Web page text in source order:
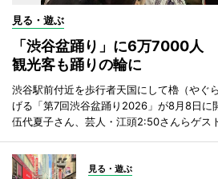
見る・遊ぶ
「渋谷盆踊り」に6万7000人
観光客も踊りの輪に
渋谷駅前付近を歩行者天国にして櫓（やぐ
げる「第7回渋谷盆踊り2026」が8月8日に
伍代夏子さん、芸人・江頭2:50さんらゲス
見る・遊ぶ